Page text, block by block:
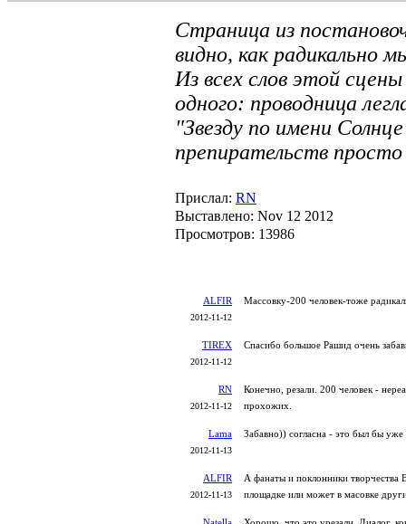
Страница из
видно, как радикально
Из всех слов этой
одного: проводница
"Звезду по имени
препирательств просто
Прислал: RN
Выставлено: Nov 12 2012
Просмотров: 13986
ALFIR
2012-11-12
Массовку-200 человек-тоже
TIREX
2012-11-12
Спасибо большое Рашид очень
RN
2012-11-12
Конечно, резали. 200 человек -
прохожих.
Lama
2012-11-13
Забавно)) согласна - это был бы
ALFIR
2012-11-13
А фанаты и поклонники творчества
площадке или может в масовке